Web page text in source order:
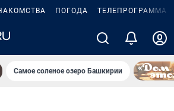
ПОГОДА ТЕЛЕПРОГРАММА
Самое соленое озеро Башкирии